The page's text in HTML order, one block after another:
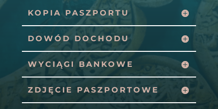
KOPIA PASZPORTU
DOWÓD DOCHODU
WYCIĄGI BANKOWE
ZDJĘCIE PASZPORTOWE